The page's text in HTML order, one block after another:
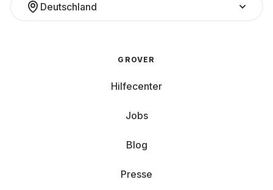
Deutschland
GROVER
Hilfecenter
Jobs
Blog
Presse